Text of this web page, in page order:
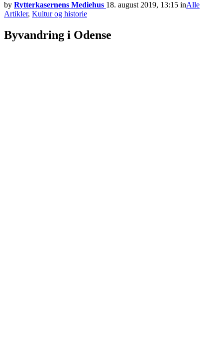
by Rytterkasernens Mediehus 18. august 2019, 13:15 inAlle
Artikler, Kultur og historie
Byvandring i Odense